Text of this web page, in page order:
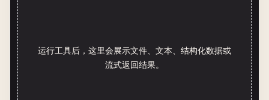
运行工具后，这里会展示文件、文本、结构化数据或
流式返回结果。